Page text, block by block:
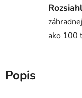
ako 100
Popis